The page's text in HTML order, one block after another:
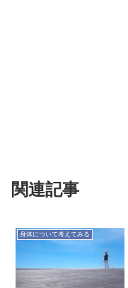
関連記事
身体について考えてみる